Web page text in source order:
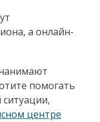
а онлайн-
помогать
центре